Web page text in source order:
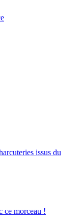
issus du
ce morceau !